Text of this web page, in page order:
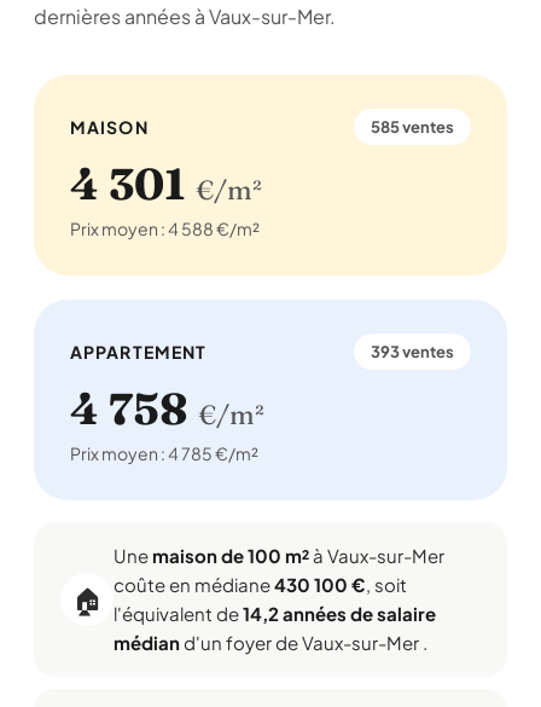
dernières années à Vaux-sur-Mer.
MAISON 585 ventes
4 301 €/m²
Prix moyen : 4 588 €/m²
APPARTEMENT 393 ventes
4 758 €/m²
Prix moyen : 4 785 €/m²
🏠
Une maison de 100 m² à Vaux-sur-Mer
coûte en médiane430 100 €, soit
l'équivalent de14,2 années de salaire
médiand'un foyer de Vaux-sur-Mer .